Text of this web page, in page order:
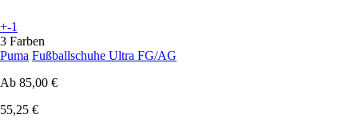
+-1
3 Farben
Puma Fußballschuhe Ultra FG/AG
Ab 85,00 €
55,25 €